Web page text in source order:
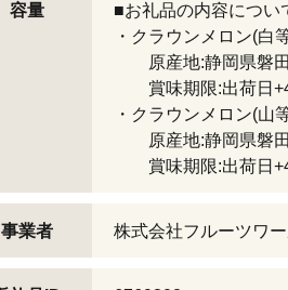
容量
■お礼品の内容につい
・クラウンメロン(白
原産地:静岡県磐
賞味期限:出荷日
・クラウンメロン(山
原産地:静岡県磐
賞味期限:出荷日
事業者 株式会社フルーツワー